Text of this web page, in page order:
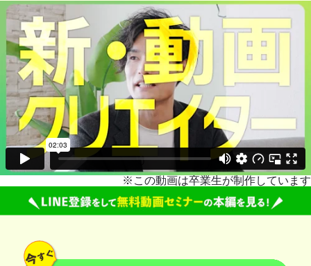
※この動画は卒業生が制作しています